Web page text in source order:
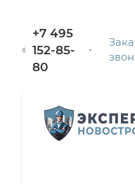
+7 495
152-85-
80